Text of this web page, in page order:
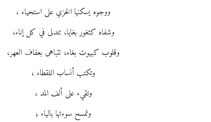
ووجوه يسكنها الخزي على استحياء ،
وشفاه كثغور بغايا، تتدلى في كل إناء،
وقلوب كبيوت بغاء، تتباهى بعفاف العهر،
وتكتب أنساب اللقطاء ،
وتقيء على ألف المد ،
وتمسح سوءتها بالياء ؛